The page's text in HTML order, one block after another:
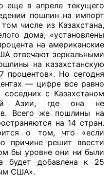
еще в апреле текущего
пошлин на импорт
числе из Казахстана,
дома, «установлены
на американские
отвечают зеркальными
на казахстанскую
процентов». Но сегодня
— цифре все равно
с Казахстаном
Азии, где она не
Всего же пошлины на
на 14 стран.
о том, что «если
причине решит ввести
бы уровне они ни были
будет добавлена к 25
США».